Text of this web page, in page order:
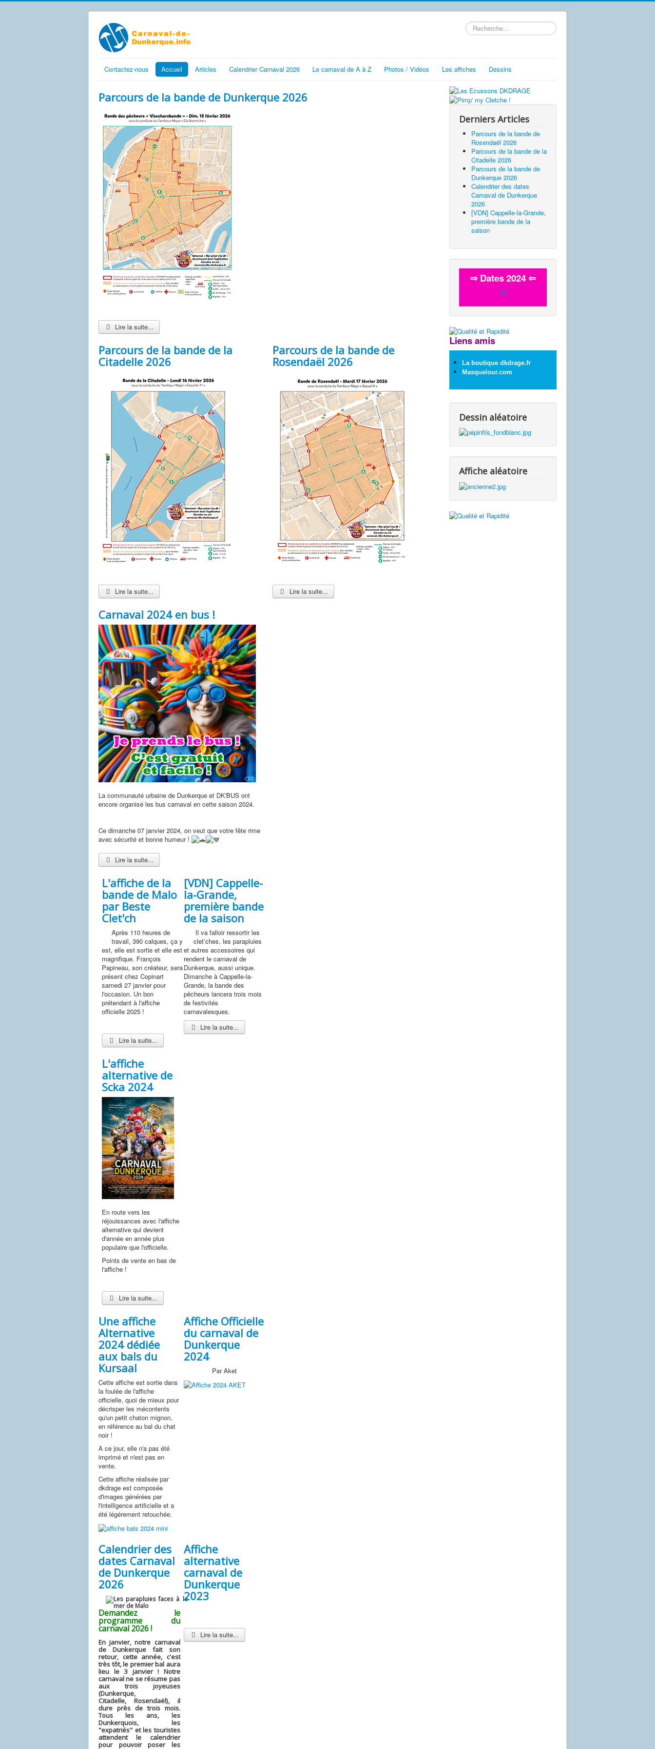
Rechercher
Contactez-nous Accueil Articles Calendrier Carnaval 2026 Le carnaval de A à Z Photos / Vidéos Les affiches Dessins
Parcours de la bande de Dunkerque 2026
Lire la suite...
Parcours de la bande de la
Citadelle 2026
Lire la suite...
Parcours de la bande de
Rosendaël 2026
Lire la suite...
Carnaval 2024 en bus !
La communauté urbaine de Dunkerque et DK'BUS ont
encore organisé les bus carnaval en cette saison 2024.
Ce dimanche 07 janvier 2024, on veut que votre fête rime
avec sécurité et bonne humeur !
Lire la suite...
L'affiche de la
bande de Malo
par Beste
Clet'ch
Après 110 heures de
travail, 390 calques, ça y
est, elle est sortie et elle est
magnifique. François
Papineau, son créateur, sera
présent chez Copinart
samedi 27 janvier pour
l'occasion. Un bon
prétendant à l'affiche
officielle 2025 !
Lire la suite...
[VDN] Cappelle-
la-Grande,
première bande
de la saison
Il va falloir ressortir les
clet’ches, les parapluies
et autres accessoires qui
rendent le carnaval de
Dunkerque, aussi unique.
Dimanche à Cappelle-la-
Grande, la bande des
pêcheurs lancera trois mois
de festivités
carnavalesques.
Lire la suite...
L'affiche
alternative de
Scka 2024
En route vers les
réjouissances avec l'affiche
alternative qui devient
d'année en année plus
populaire que l'officielle.
Points de vente en bas de
l'affiche !
Lire la suite...
Une affiche
Alternative
2024 dédiée
aux bals du
Kursaal
Cette affiche est sortie dans
la foulée de l'affiche
officielle, quoi de mieux pour
décrisper les mécontents
qu'un petit chaton mignon,
en référence au bal du chat
noir !
A ce jour, elle n'a pas été
imprimé et n'est pas en
vente.
Cette affiche réalisée par
dkdrage est composée
d'images générées par
l'intelligence artificielle et a
été légérement retouchée.
Affiche Officielle
du carnaval de
Dunkerque
2024
Par Aket
Calendrier des
dates Carnaval
de Dunkerque
2026
Demandez le
programme du
carnaval 2026 !
En janvier, notre carnaval
de Dunkerque fait son
retour, cette année, c'est
très tôt, le premier bal aura
lieu le 3 janvier ! Notre
carnaval ne se résume pas
aux trois joyeuses
(Dunkerque,
Citadelle, Rosendaël), il
dure près de trois mois.
Tous les ans, les
Dunkerquois, les
"expatriés" et les touristes
attendent le calendrier
pour pouvoir poser les
Affiche
alternative
carnaval de
Dunkerque
2023
Lire la suite...
Derniers Articles
Parcours de la bande de
Rosendaël 2026
Parcours de la bande de la
Citadelle 2026
Parcours de la bande de
Dunkerque 2026
Calendrier des dates
Carnaval de Dunkerque
2026
[VDN] Cappelle-la-Grande,
première bande de la
saison
⇒ Dates 2024 ⇐
ICI
Liens amis
La boutique dkdrage.fr
Masquelour.com
Dessin aléatoire
Affiche aléatoire